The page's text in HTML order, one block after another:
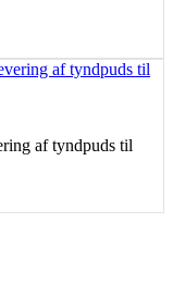
af tyndpuds til